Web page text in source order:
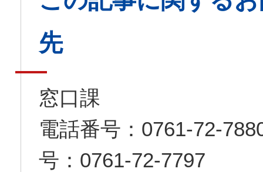
先
窓口課
電話番号：0761-72-
号：0761-72-7797